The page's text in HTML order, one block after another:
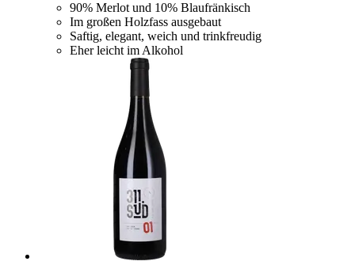
90% Merlot und 10% Blaufränkisch
Im großen Holzfass ausgebaut
Saftig, elegant, weich und trinkfreudig
Eher leicht im Alkohol